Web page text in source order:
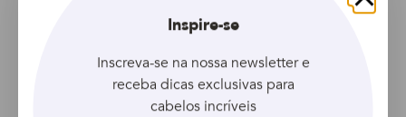
Fechar
Inspire-se
Inscreva-se na nossa newsletter e
receba dicas exclusivas para
cabelos incríveis